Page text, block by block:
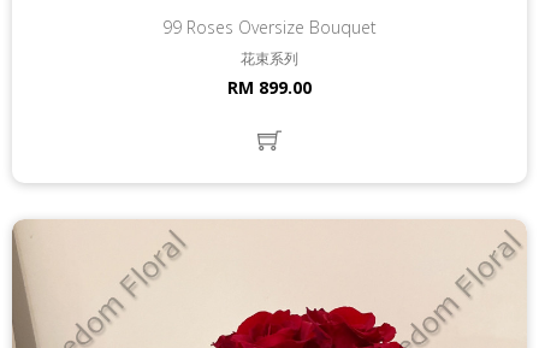
99 Roses Oversize Bouquet
花束系列
RM 899.00